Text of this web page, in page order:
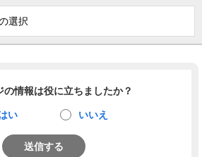
選択
の情報は役に立ちましたか？
い いいえ
送信する